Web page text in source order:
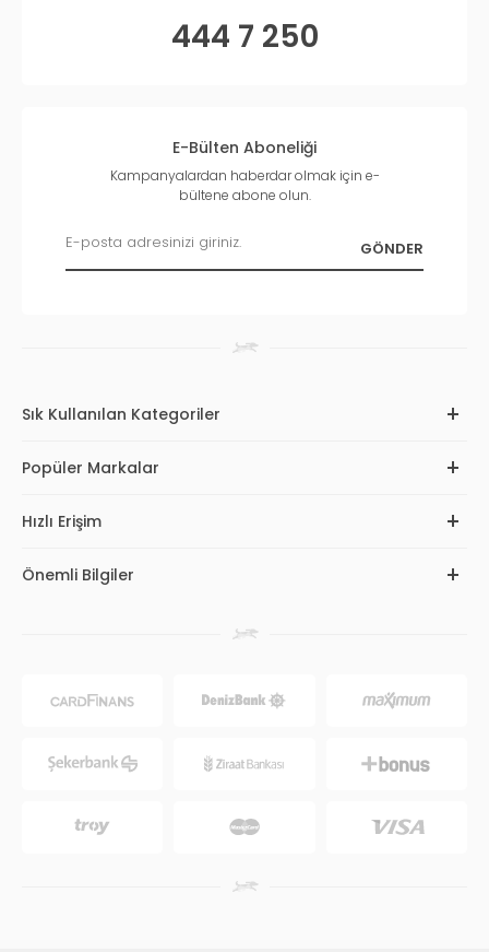
444 7 250
E-Bülten Aboneliği
Kampanyalardan haberdar olmak için e-
bültene abone olun.
Sık Kullanılan Kategoriler
Popüler Markalar
Hızlı Erişim
Önemli Bilgiler